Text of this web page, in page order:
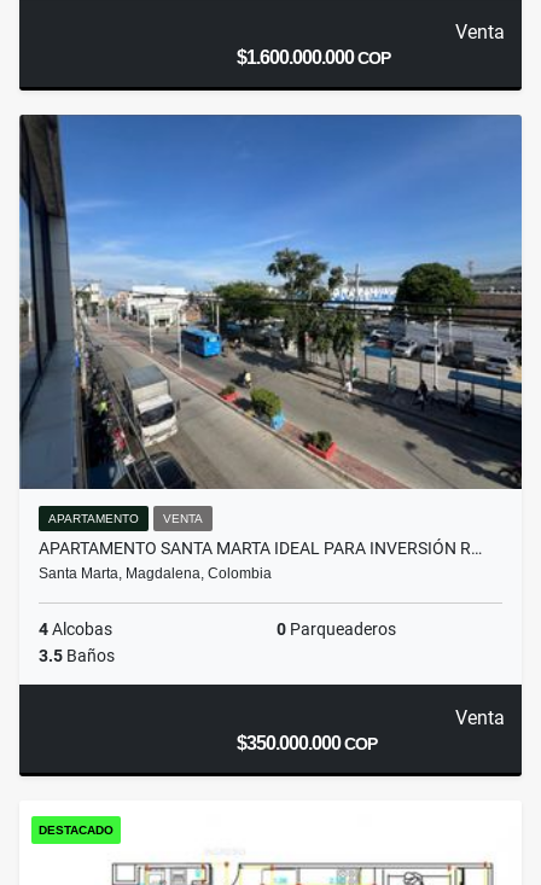
Venta
$1.600.000.000COP
APARTAMENTO VENTA
APARTAMENTO SANTA MARTA IDEAL PARA INVERSIÓN R…
Santa Marta, Magdalena, Colombia
4Alcobas 0 Parqueaderos
3.5 Baños
Venta
$350.000.000COP
DESTACADO